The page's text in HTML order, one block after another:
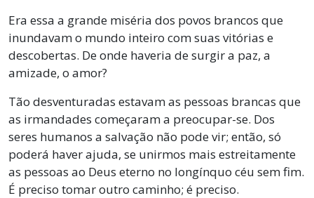
Era essa a grande miséria dos povos brancos que
inundavam o mundo inteiro com suas vitórias e
descobertas. De onde haveria de surgir a paz, a
amizade, o amor?
Tão desventuradas estavam as pessoas brancas que
as irmandades começaram a preocupar-se. Dos
seres humanos a salvação não pode vir; então, só
poderá haver ajuda, se unirmos mais estreitamente
as pessoas ao Deus eterno no longínquo céu sem fim.
É preciso tomar outro caminho; é preciso.